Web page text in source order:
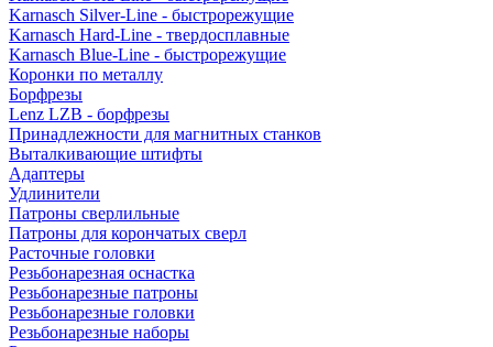
Karnasch Silver-Line - быстрорежущие
Karnasch Hard-Line - твердосплавные
Karnasch Blue-Line - быстрорежущие
Коронки по металлу
Борфрезы
Lenz LZB - борфрезы
Принадлежности для магнитных станков
Выталкивающие штифты
Адаптеры
Удлинители
Патроны сверлильные
Патроны для корончатых сверл
Расточные головки
Резьбонарезная оснастка
Резьбонарезные патроны
Резьбонарезные головки
Резьбонарезные наборы